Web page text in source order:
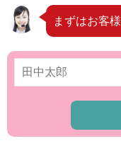
まずはお客